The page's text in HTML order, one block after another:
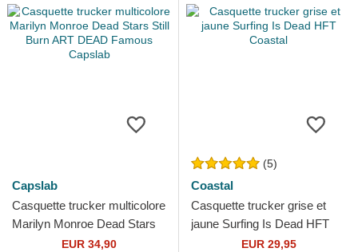
Capslab
Casquette trucker multicolore
Marilyn Monroe Dead Stars
Still Burn ART DEAD
EUR 34,90
(5)
Coastal
Casquette trucker grise et
jaune Surfing Is Dead HFT
EUR 29,95